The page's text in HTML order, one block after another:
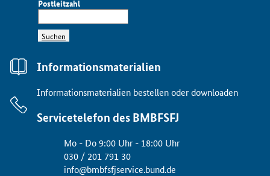
Postleitzahl
Suchen
Informationsmaterialien
Informationsmaterialien bestellen oder downloaden
Servicetelefon des BMBFSFJ
Mo - Do 9:00 Uhr - 18:00 Uhr
030 / 201 791 30
info@bmbfsfjservice.bund.de